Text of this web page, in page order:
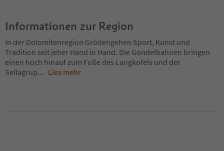
Informationen zur Region
In der Dolomitenregion Grödengehen Sport, Kunst und
Tradition seit jeher Hand in Hand. Die Gondelbahnen bringen
einen hoch hinauf zum Fuße des Langkofels und der
Sellagrup... Lies mehr